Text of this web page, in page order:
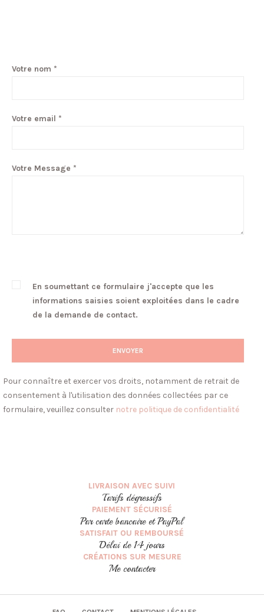
Votre nom *
Votre email *
Votre Message *
En soumettant ce formulaire j'accepte que les
informations saisies soient exploitées dans le cadre
de la demande de contact.
Pour connaître et exercer vos droits, notamment de retrait de
consentement à l'utilisation des données collectées par ce
formulaire, veuillez consulter notre politique de confidentialité
LIVRAISON AVEC SUIVI
Tarifs dégressifs
PAIEMENT SÉCURISÉ
Par carte bancaire et PayPal
SATISFAIT OU REMBOURSÉ
Délai de 14 jours
CRÉATIONS SUR MESURE
Me contacter